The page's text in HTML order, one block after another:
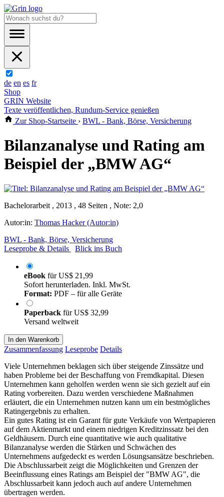
de en es fr
Shop
GRIN Website
Texte veröffentlichen, Rundum-Service genießen
Zur Shop-Startseite › BWL - Bank, Börse, Versicherung
Bilanzanalyse und Rating am
Beispiel der „BMW AG“
Bachelorarbeit , 2013 , 48 Seiten , Note: 2,0
Autor:in: Thomas Hacker (Autor:in)
BWL - Bank, Börse, Versicherung
Leseprobe & Details
Blick ins Buch
eBook fürUS$ 21,99
Sofort herunterladen. Inkl. MwSt.
Format: PDF – für alle Geräte
Paperback fürUS$ 32,99
Versand weltweit
In den Warenkorb
Zusammenfassung Leseprobe Details
Viele Unternehmen beklagen sich über steigende Zinssätze und
haben Probleme bei der Beschaffung von Fremdkapital. Diesen
Unternehmen kann geholfen werden wenn sie sich gezielt auf ein
Rating vorbereiten. Dazu werden verschiedene Maßnahmen
erläutert, die ein Unternehmen nutzen kann um ein bestmögliches
Ratingergebnis zu erhalten.
Ein gutes Rating ist ein Garant für gute Verkäufe von Wertpapieren
auf dem Aktienmarkt und einem niedrigen Kreditzinssatz bei den
Geldhäusern. Durch eine quantitative wie auch qualitative
Bilanzanalyse werden die Stärken und Schwächen des
Unternehmens aufgedeckt es werden Lösungsansätze beschrieben.
Die Abschlussarbeit zeigt die Möglichkeiten und Grenzen der
Beeinflussung eines Ratings am Beispiel der "BMW AG", die
Abschlussarbeit kann jedoch auch auf andere Unternehmen
übertragen werden.